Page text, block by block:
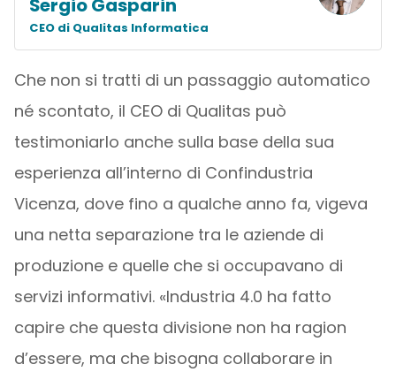
Sergio Gasparin
CEO di Qualitas Informatica
Che non si tratti di un passaggio automatico
né scontato, il CEO di Qualitas può
testimoniarlo anche sulla base della sua
esperienza all’interno di Confindustria
Vicenza, dove fino a qualche anno fa, vigeva
una netta separazione tra le aziende di
produzione e quelle che si occupavano di
servizi informativi. «Industria 4.0 ha fatto
capire che questa divisione non ha ragion
d’essere, ma che bisogna collaborare in